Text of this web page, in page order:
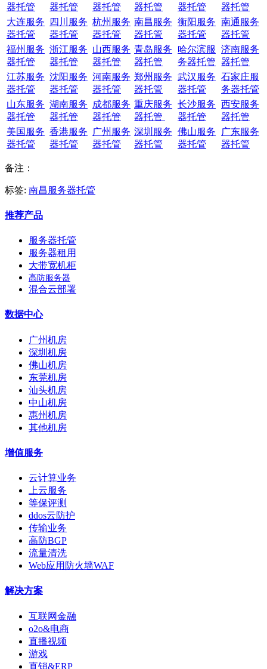
器托管
器托管
器托管
器托管
器托管
器托管
大连服务
器托管
四川服务
器托管
杭州服务
器托管
南昌服务
器托管
衡阳服务
器托管
南通服务
器托管
福州服务
器托管
浙江服务
器托管
山西服务
器托管
青岛服务
器托管
哈尔滨服
务器托管
济南服务
器托管
江苏服务
器托管
沈阳服务
器托管
河南服务
器托管
郑州服务
器托管
武汉服务
器托管
石家庄服
务器托管
山东服务
器托管
湖南服务
器托管
成都服务
器托管
重庆服务
器托管
长沙服务
器托管
西安服务
器托管
美国服务
器托管
香港服务
器托管
广州服务
器托管
深圳服务
器托管
佛山服务
器托管
广东服务
器托管
备注：
标签: 南昌服务器托管
推荐产品
服务器托管
服务器租用
大带宽机柜
高防服务器
混合云部署
数据中心
广州机房
深圳机房
佛山机房
东莞机房
汕头机房
中山机房
惠州机房
其他机房
增值服务
云计算业务
上云服务
等保评测
ddos云防护
传输业务
高防BGP
流量清洗
Web应用防火墙WAF
解决方案
互联网金融
o2o&电商
直播视频
游戏
直销&ERP